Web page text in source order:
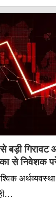
बड़ी गिरावट
से निवेशक